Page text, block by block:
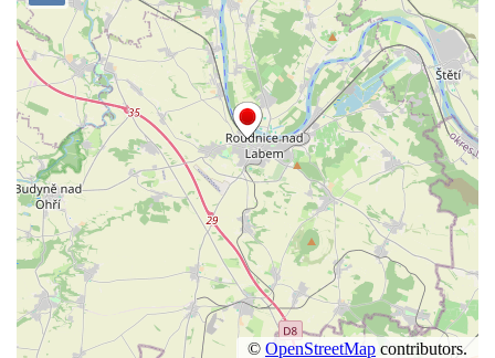
Zvonice v Petrovicích
Zvonice u kostela svatých Petra a Pavla v
Horním Prysku
Zvonice na Dědkově odpočinku u Naděje
Zvonice u kostela svaté Ludmily v Mělníku
Kamenná zvonice na zahradě domu ev.č.
54 v Jiřetíně pod Jedlovou
Zvonice v Pytlíkově
Zvonice u kostela svatého Valentina v
Novosedlicích
Zvonice Svaté rodiny v Přítkově